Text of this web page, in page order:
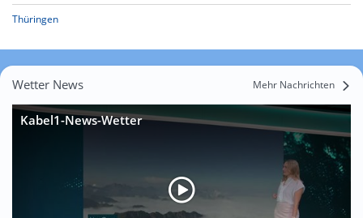
Thüringen
Wetter News Mehr Nachrichten
Kabel1-News-Wetter